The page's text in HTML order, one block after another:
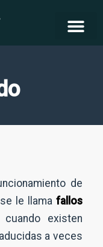
de
le llamafallos
existen
a veces